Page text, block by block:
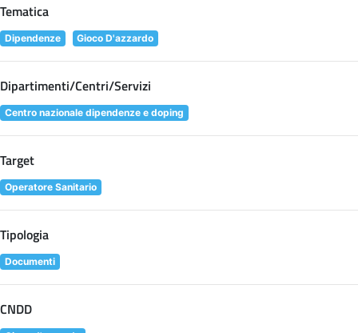
Tematica
Dipendenze Gioco D'azzardo
Dipartimenti/Centri/Servizi
Centro nazionale dipendenze e doping
Target
Operatore Sanitario
Tipologia
Documenti
CNDD